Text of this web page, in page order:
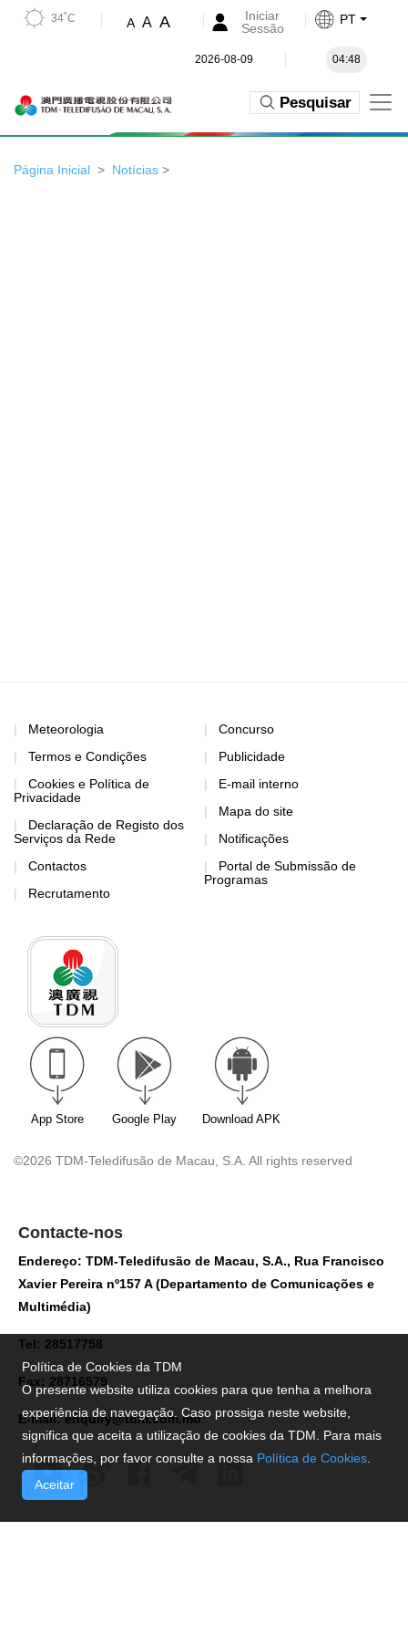
34˚C A A A
Iniciar
Sessão
PT
2026-08-09 04:48
Pesquisar
Página Inicial Notícias >
Meteorologia
Termos e Condições
Cookies e Política de
Privacidade
Declaração de Registo dos
Serviços da Rede
Contactos
Recrutamento
Concurso
Publicidade
E-mail interno
Mapa do site
Notificações
Portal de Submissão de
Programas
App Store Google Play Download APK
©2026 TDM-Teledifusão de Macau, S.A. All rights reserved
Contacte-nos
Endereço: TDM-Teledifusão de Macau, S.A., Rua Francisco
Xavier Pereira nº157 A (Departamento de Comunicações e
Multimédia)
Tel: 28517758
Fax: 28716579
E-mail:enquiry@tdm.com.mo
Política de Cookies da TDM
O presente website utiliza cookies para que tenha a melhora
experiência de navegação. Caso prossiga neste website,
significa que aceita a utilização de cookies da TDM. Para mais
informações, por favor consulte a nossa Política de Cookies
Aceitar